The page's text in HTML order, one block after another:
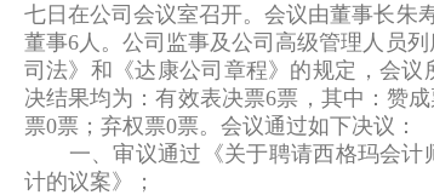
七日在公司会议室召开。会议由董事长朱
董事6人。公司监事及公司高级管理人员
司法》和《达康公司章程》的规定，会
决结果均为：有效表决票6票，其中：赞
票0票；弃权票0票。会议通过如下决议：
一、审议通过《关于聘请西格玛会计
计的议案》；